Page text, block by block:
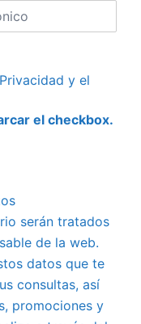
y el
el checkbox.
serán tratados
de la web.
datos que te
consultas, así
promociones y